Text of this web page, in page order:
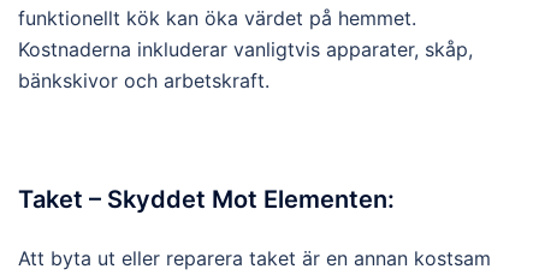
funktionellt kök kan öka värdet på hemmet.
Kostnaderna inkluderar vanligtvis apparater, skåp,
bänkskivor och arbetskraft.
Taket – Skyddet Mot Elementen:
Att byta ut eller reparera taket är en annan kostsam